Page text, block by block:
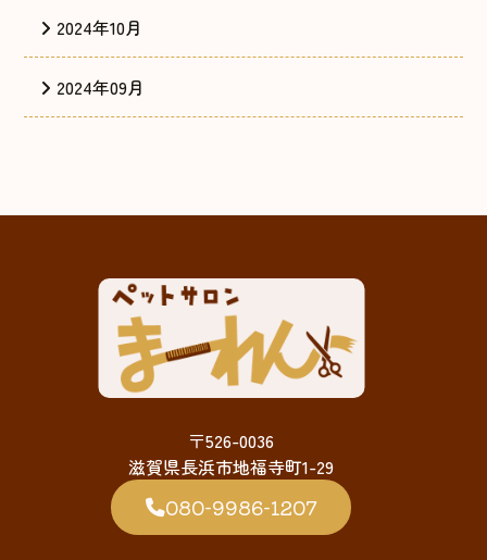
2024年10月
2024年09月
〒526-0036
滋賀県長浜市地福寺町1-29
080-9986-1207